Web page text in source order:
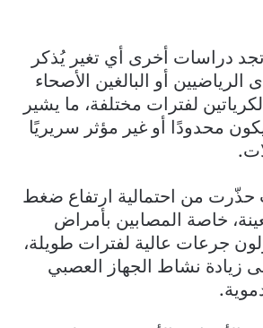
دراسات أخرى أي تغير يُذكر
أو البالغين الأصحاء
لفترات مختلفة، ما يشير
محدودًا أو غير مؤثر سريريًا
حذّرت من احتمالية ارتفاع ضغط
خاصة المصابين بأمراض
جرعات عالية لفترات طويلة،
زيادة نشاط الجهاز العصبي